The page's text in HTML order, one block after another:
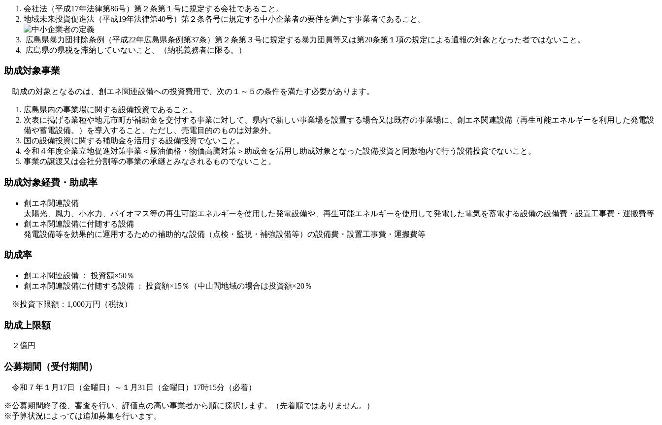
会社法（平成17年法律第86号）第２条第１号に規定する会社であること。
地域未来投資促進法（平成19年法律第40号）第２条各号に規定する中小企業者の要件を満たす事業者であること。
広島県暴力団排除条例（平成22年広島県条例第37条）第２条第３号に規定する暴力団員等又は第20条第１項の規定による通報の対象となった者ではないこと。
広島県の県税を滞納していないこと。（納税義務者に限る。）​
助成対象事業
助成の対象となるのは、創エネ関連設備への投資費用で、次の１～５の条件を満たす必要があります。
広島県内の事業場に関する設備投資であること。
次表に掲げる業種や地元市町が補助金を交付する事業に対して、県内で新しい事業場を設置する場合又は既存の事業場に、創エネ関連設備（再生可能エネルギーを利用した発電設
備や蓄電設備。）を導入すること。ただし、売電目的のものは対象外。
国の設備投資に関する補助金を活用する設備投資でないこと。
令和４年度企業立地促進対策事業＜原油価格・物価高騰対策＞助成金を活用し助成対象となった設備投資と同敷地内で行う設備投資でないこと。
事業の譲渡又は会社分割等の事業の承継とみなされるものでないこと。
​助成対象経費・助成率
創エネ関連設備
太陽光、風力、小水力、バイオマス等の再生可能エネルギーを使用した発電設備や、再生可能エネルギーを使用して発電した電気を蓄電する設備の設備費・設置工事費・運搬費等​
創エネ関連設備に付随する設備
​発電設備等を効果的に運用するための補助的な設備（点検・監視・補強設備等）の設備費・設置工事費・運搬費等
助成率
創エネ関連設備 ： 投資額×50％
創エネ関連設備に付随する設備 ： 投資額×15％（中山間地域の場合は投資額×20％
​ ※投資下限額：1,000万円（税抜）
助成上限額
２億円
公募期間（受付期間）
令和７年１月17日（金曜日）～１月31日（金曜日）17時15分（必着）
※公募期間終了後、審査を行い、評価点の高い事業者から順に採択します。（先着順ではありません。）
※予算状況によっては追加募集を行います。